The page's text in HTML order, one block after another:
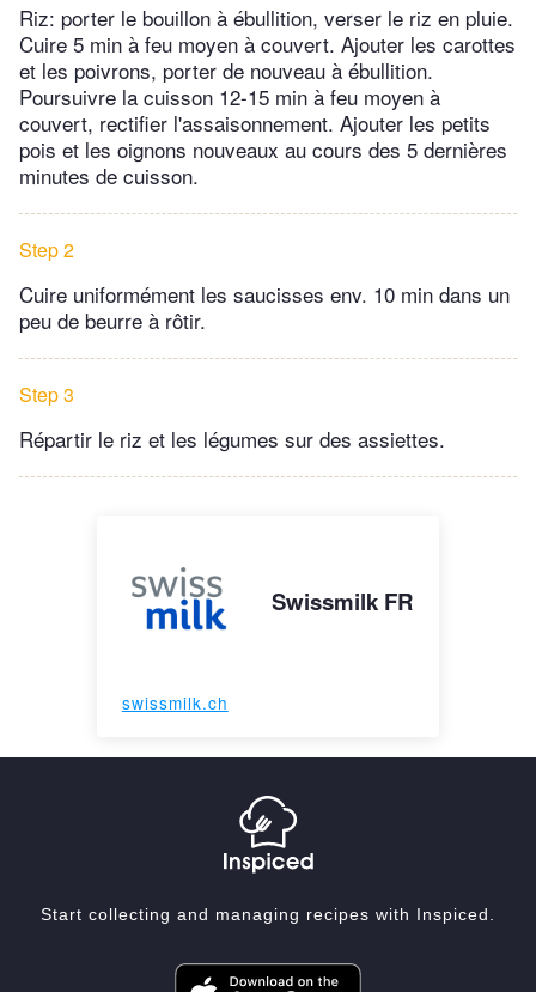
Riz: porter le bouillon à ébullition, verser le riz en pluie.
Cuire 5 min à feu moyen à couvert. Ajouter les carottes
et les poivrons, porter de nouveau à ébullition.
Poursuivre la cuisson 12-15 min à feu moyen à
couvert, rectifier l'assaisonnement. Ajouter les petits
pois et les oignons nouveaux au cours des 5 dernières
minutes de cuisson.
Step 2
Cuire uniformément les saucisses env. 10 min dans un
peu de beurre à rôtir.
Step 3
Répartir le riz et les légumes sur des assiettes.
Swissmilk FR
swissmilk.ch
Start collecting and managing recipes with Inspiced.